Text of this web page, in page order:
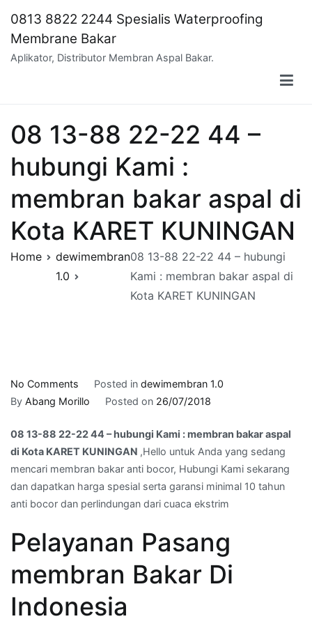
content
0813 8822 2244 Spesialis Waterproofing
Membrane Bakar
Aplikator, Distributor Membran Aspal Bakar.
08 13-88 22-22 44 –
hubungi Kami :
membran bakar aspal di
Kota KARET KUNINGAN
Home
dewimembran
1.0
08 13-88 22-22 44 – hubungi
Kami : membran bakar aspal di
Kota KARET KUNINGAN
No Comments
08
88
22-
22
44
–
Kami
membran
aspal
Posted in dewimembran 1.0
By Abang Morillo Posted on 26/07/2018
08 13-88 22-22 44 – hubungi Kami : membran bakar aspal
di Kota KARET KUNINGAN ,Hello untuk Anda yang sedang
mencari membran bakar anti bocor, Hubungi Kami sekarang
dan dapatkan harga spesial serta garansi minimal 10 tahun
anti bocor dan perlindungan dari cuaca ekstrim
Pelayanan Pasang
membran Bakar Di
Indonesia